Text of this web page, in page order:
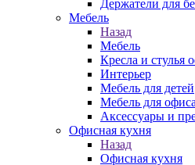
Держатели для
Мебель
Назад
Мебель
Кресла и стулья
Интерьер
Мебель для детей
Мебель для офиса
Аксессуары и
Офисная кухня
Назад
Офисная кухня